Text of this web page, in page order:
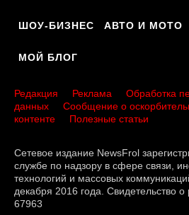
ШОУ-
БЛОГ
ШОУ-БИЗНЕС АВТО И МОТО
МОЙ БЛОГ
Редакция Реклама
Обработка
данных
Сообщение о
контенте
Полезные статьи
Сетевое издание NewsFrol
службе по надзору в сфере связи,
технологий и массовых
декабря 2016 года. Свидетельство
67963